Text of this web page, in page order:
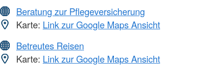
Beratung zur Pflegeversicherung
Karte: Link zur Google Maps Ansicht
Betreutes Reisen
Karte: Link zur Google Maps Ansicht